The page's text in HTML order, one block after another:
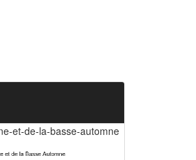
et-de-la-basse-automne